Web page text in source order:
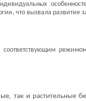
что вызвала развитие
соответствующим
так и растительные